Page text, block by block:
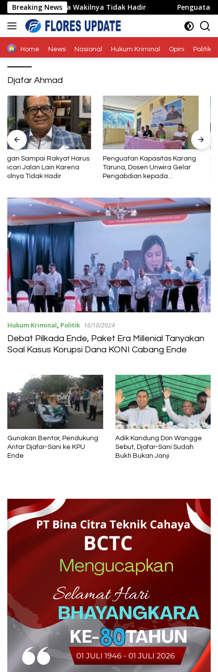
Langsung
ke
konten
Breaking News
Lain Karena Wakilnya Tidak Hadir Penguatan
Home News Nasional Hukum Kriminal Opini Politik
Djafar Ahmad
Penguatan Kapasitas Karang
Taruna, Dosen Unwira Gelar
Pengabdian kepada
Bupati Ende: KMP Inerie II Jadi
Penggerak Ekonomi dan
Pariwisata Daerah
Hukum Kriminal, Politik 16/10/2024
Debat Pilkada Ende, Paket Era Millenial Tanyakan
Soal Kasus Korupsi Dana KONI Cabang Ende
Gunakan Bentor, Pendukung
Antar Djafar-Sani ke KPU
Ende
Adik Kandung Don Wangge
Sebut, Djafar-Sani Sudah
Bukti Bukan Janji